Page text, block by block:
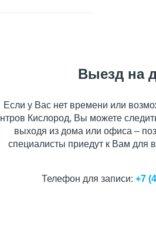
Выезд на
Если у Вас нет времени или
Кислород, Вы можете
выходя из дома или офиса –
специалисты приедут к Вам для
Телефон для записи: +7